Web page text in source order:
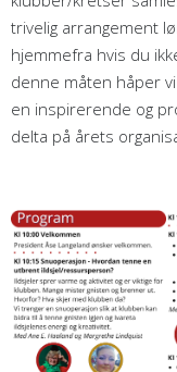
trivelig arrangement
hjemmefra hvis du
denne måten håper
en inspirerende og
delta på årets